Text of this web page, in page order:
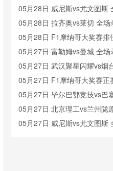
05月28日 威尼斯vs尤文图斯
05月28日 拉齐奥vs莱切 全场
05月28日 F1摩纳哥大奖赛排
05月27日 富勒姆vs曼城 全场
05月27日 武汉聚星闪耀vs烟
录像
05月27日 F1摩纳哥大奖赛正
05月27日 毕尔巴鄂竞技vs巴
05月27日 北京理工vs兰州陇
05月27日 威尼斯vs尤文图斯